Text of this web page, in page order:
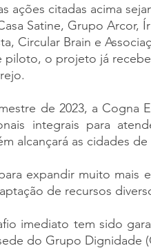
ações citadas acima
Satine, Grupo Arcor,
Circular Brain e
piloto, o projeto já
de 2023, a Cogna
integrais para
alcançará as cidades
expandir muito mais
de recursos
imediato tem sido
do Grupo Dignidade